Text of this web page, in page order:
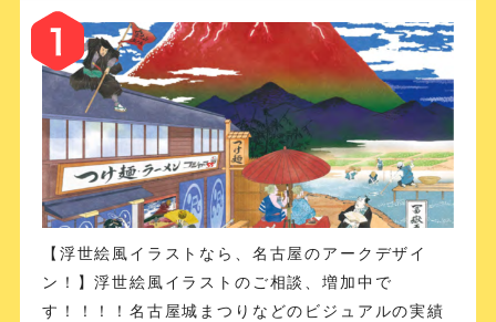
【浮世絵風イラストなら、名古屋のアークデザイ
ン！】浮世絵風イラストのご相談、増加中で
す！！！！名古屋城まつりなどのビジュアルの実績